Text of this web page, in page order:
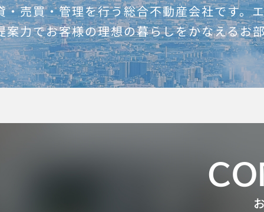
・売買・管理を行う総合不動産会社です。
案力でお客様の理想の暮らしをかなえるお